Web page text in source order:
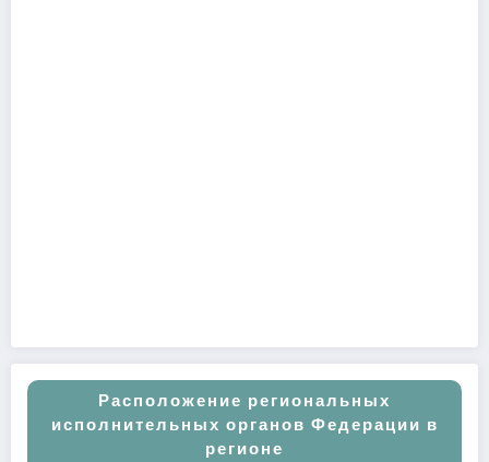
Расположение региональных
исполнительных органов Федерации в
регионе